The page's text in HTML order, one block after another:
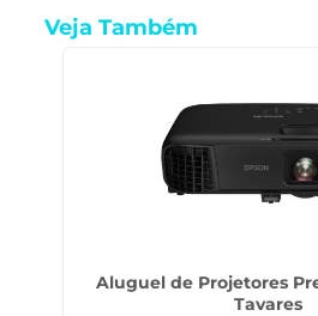
Veja Também
Aluguel de Projetores
Tavares